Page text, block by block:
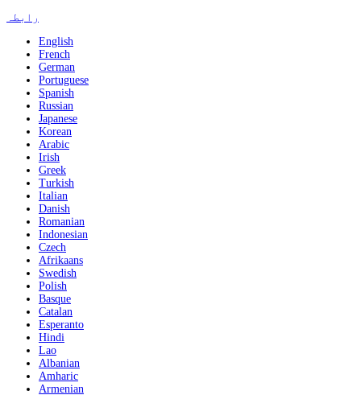
رابطہ
English
French
German
Portuguese
Spanish
Russian
Japanese
Korean
Arabic
Irish
Greek
Turkish
Italian
Danish
Romanian
Indonesian
Czech
Afrikaans
Swedish
Polish
Basque
Catalan
Esperanto
Hindi
Lao
Albanian
Amharic
Armenian